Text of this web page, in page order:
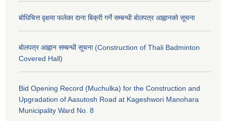
बोधिचित्त वृक्षमा फलेका दाना बिक्री गर्ने सम्बन्धी बोलपत्र आह्वानको सूचना
बोलपत्र आह्वान सम्बन्धी सूचना (Construction of Thali Badminton
Covered Hall)
Bid Opening Record (Muchulka) for the Construction and
Upgradation of Aasutosh Road at Kageshwori Manohara
Municipality Ward No. 8